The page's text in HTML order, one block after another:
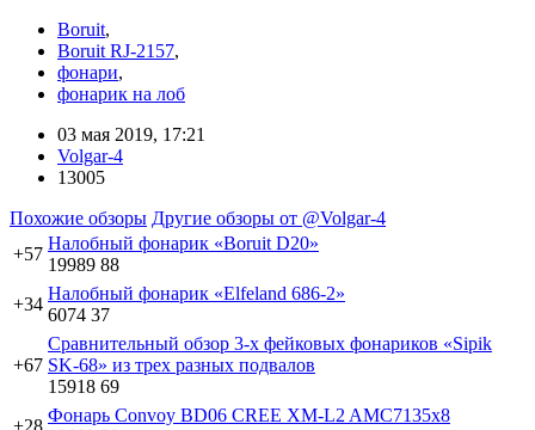
Boruit,
Boruit RJ-2157,
фонари,
фонарик на лоб
03 мая 2019, 17:21
Volgar-4
13005
Похожие обзоры Другие обзоры от @Volgar-4
+57
Налобный фонарик «Boruit D20»
19989 88
+34
Налобный фонарик «Elfeland 686-2»
6074 37
+67
Сравнительный обзор 3-х фейковых фонариков «Sipik
SK-68» из трех разных подвалов
15918 69
+28
Фонарь Convoy BD06 CREE XM-L2 AMC7135x8